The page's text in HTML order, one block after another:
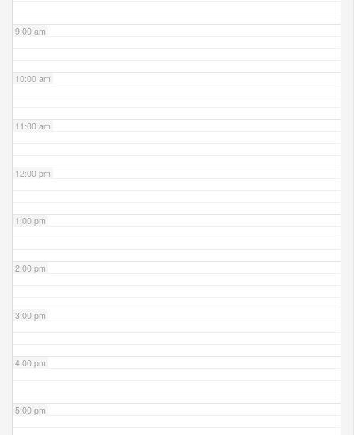
9:00 am
10:00 am
11:00 am
12:00 pm
1:00 pm
2:00 pm
3:00 pm
4:00 pm
5:00 pm